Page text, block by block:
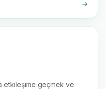
etkileşime geçmek ve